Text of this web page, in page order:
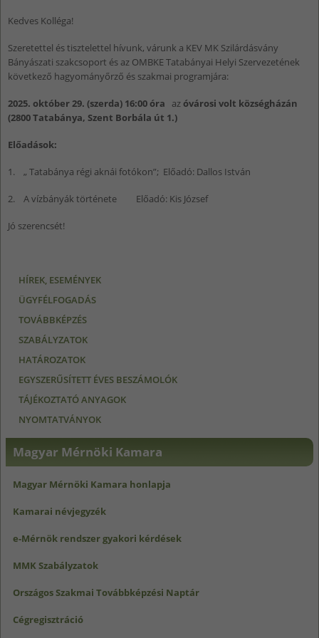
Kedves Kolléga!
Szeretettel és tisztelettel hívunk, várunk a KEV MK Szilárdásvány
Bányászati szakcsoport és az OMBKE Tatabányai Helyi Szervezetének
következő hagyományőrző és szakmai programjára:
2025. október 29. (szerda) 16:00 óra azóvárosi volt községházán
(2800 Tatabánya, Szent Borbála út 1.)
Előadások:
1. „ Tatabánya régi aknái fotókon”; Előadó: Dallos István
2. A vízbányák története Előadó: Kis József
Jó szerencsét!
HÍREK, ESEMÉNYEK
ÜGYFÉLFOGADÁS
TOVÁBBKÉPZÉS
SZABÁLYZATOK
HATÁROZATOK
EGYSZERŰSÍTETT ÉVES BESZÁMOLÓK
TÁJÉKOZTATÓ ANYAGOK
NYOMTATVÁNYOK
Magyar Mérnöki Kamara
Magyar Mérnöki Kamara honlapja
Kamarai névjegyzék
e-Mérnök rendszer gyakori kérdések
MMK Szabályzatok
Országos Szakmai Továbbképzési Naptár
Cégregisztráció